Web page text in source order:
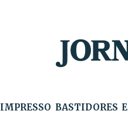
IMPRESSO BASTIDORES